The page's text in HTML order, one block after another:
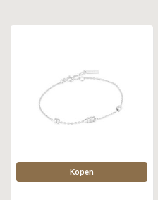
REBEL & ROSE
JOSH
CADEAUTJES TOT € 100
CADEAUTJES VANAF € 100
BLOG
Kopen